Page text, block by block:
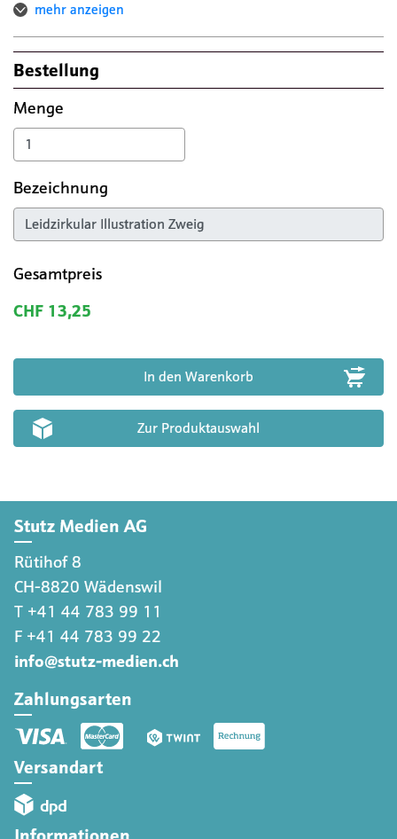
mehr anzeigen
Bestellung
Menge
Bezeichnung
Gesamtpreis
CHF 13,25
Zur Produktauswahl
Stutz Medien AG
Rütihof 8
CH-8820 Wädenswil
T +41 44 783 99 11
F +41 44 783 99 22
info@stutz-medien.ch
Zahlungsarten
Versandart